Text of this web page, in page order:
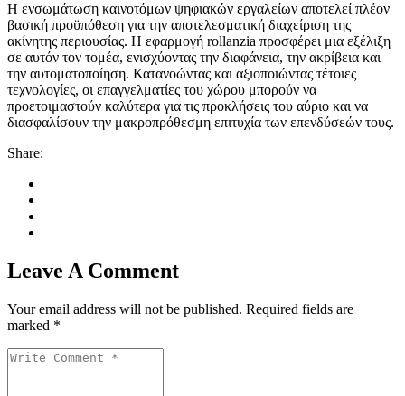
Η ενσωμάτωση καινοτόμων ψηφιακών εργαλείων αποτελεί πλέον
βασική προϋπόθεση για την αποτελεσματική διαχείριση της
ακίνητης περιουσίας. Η εφαρμογή rollanzia προσφέρει μια εξέλιξη
σε αυτόν τον τομέα, ενισχύοντας την διαφάνεια, την ακρίβεια και
την αυτοματοποίηση. Κατανοώντας και αξιοποιώντας τέτοιες
τεχνολογίες, οι επαγγελματίες του χώρου μπορούν να
προετοιμαστούν καλύτερα για τις προκλήσεις του αύριο και να
διασφαλίσουν την μακροπρόθεσμη επιτυχία των επενδύσεών τους.
Share:
Leave A Comment
Your email address will not be published. Required fields are
marked *